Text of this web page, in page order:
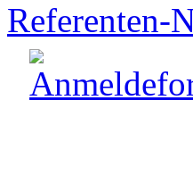
Referenten-